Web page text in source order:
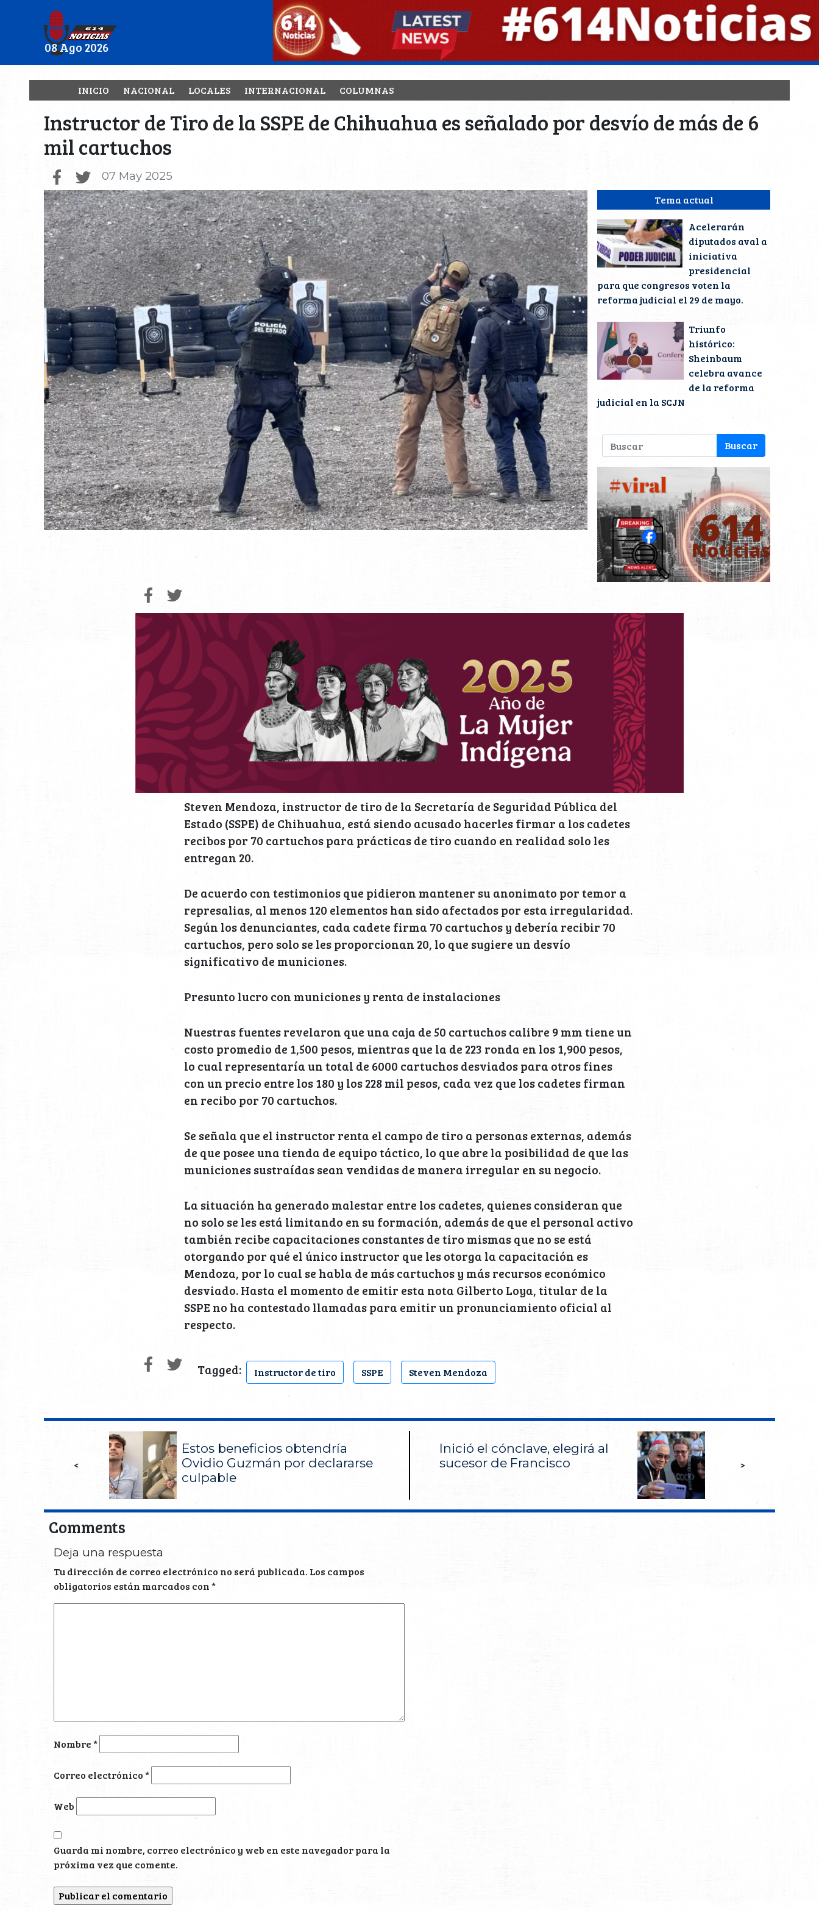
08 Ago 2026
INICIO NACIONAL LOCALES INTERNACIONAL COLUMNAS
Instructor de Tiro de la SSPE de Chihuahua es señalado por desvío de más de 6
mil cartuchos
07 May 2025
Tema actual
Acelerarán
diputados aval a
iniciativa
presidencial
para que congresos voten la
reforma judicial el 29 de mayo.
Triunfo
histórico:
Sheinbaum
celebra avance
de la reforma
judicial en la SCJN
Steven Mendoza, instructor de tiro de la Secretaría de Seguridad Pública del
Estado (SSPE) de Chihuahua, está siendo acusado hacerles firmar a los cadetes
recibos por 70 cartuchos para prácticas de tiro cuando en realidad solo les
entregan 20.
De acuerdo con testimonios que pidieron mantener su anonimato por temor a
represalias, al menos 120 elementos han sido afectados por esta irregularidad.
Según los denunciantes, cada cadete firma 70 cartuchos y debería recibir 70
cartuchos, pero solo se les proporcionan 20, lo que sugiere un desvío
significativo de municiones.
Presunto lucro con municiones y renta de instalaciones
Nuestras fuentes revelaron que una caja de 50 cartuchos calibre 9 mm tiene un
costo promedio de 1,500 pesos, mientras que la de 223 ronda en los 1,900 pesos,
lo cual representaría un total de 6000 cartuchos desviados para otros fines
con un precio entre los 180 y los 228 mil pesos, cada vez que los cadetes firman
en recibo por 70 cartuchos.
Se señala que el instructor renta el campo de tiro a personas externas, además
de que posee una tienda de equipo táctico, lo que abre la posibilidad de que las
municiones sustraídas sean vendidas de manera irregular en su negocio.
La situación ha generado malestar entre los cadetes, quienes consideran que
no solo se les está limitando en su formación, además de que el personal activo
también recibe capacitaciones constantes de tiro mismas que no se está
otorgando por qué el único instructor que les otorga la capacitación es
Mendoza, por lo cual se habla de más cartuchos y más recursos económico
desviado. Hasta el momento de emitir esta nota Gilberto Loya, titular de la
SSPE no ha contestado llamadas para emitir un pronunciamiento oficial al
respecto.
Tagged: Instructor de tiro SSPE Steven Mendoza
<
Estos beneficios obtendría
Ovidio Guzmán por declararse
culpable
Inició el cónclave, elegirá al
sucesor de Francisco
>
Comments
Deja una respuesta
Tu dirección de correo electrónico no será publicada. Los campos
obligatorios están marcados con*
Nombre*
Correo electrónico*
Web
Guarda mi nombre, correo electrónico y web en este navegador para la
próxima vez que comente.